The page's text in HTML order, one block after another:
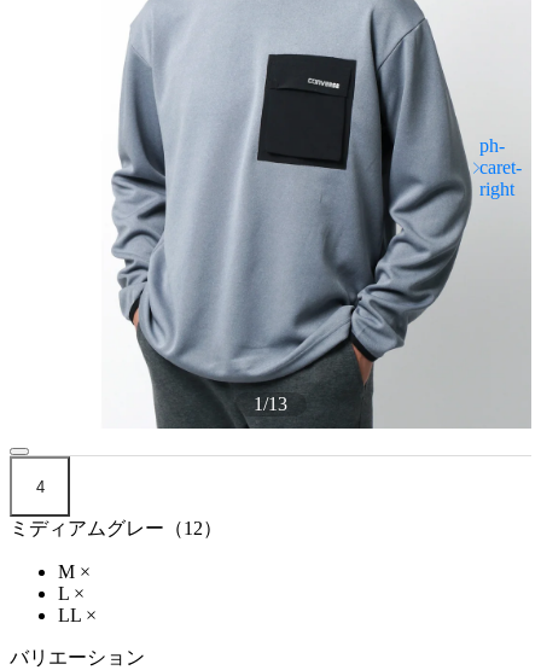
1/13
4
ミディアムグレー（12）
M ×
L ×
LL ×
バリエーション